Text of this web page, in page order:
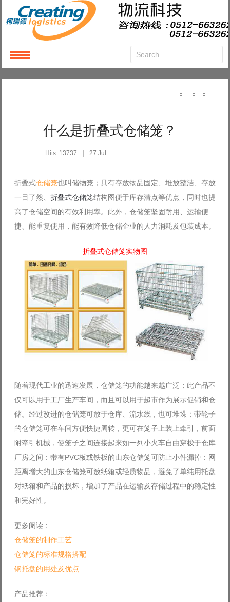
什么是折叠式仓储笼？
Hits: 13737 27 Jul
折叠式仓储笼也叫储物笼；具有存放物品固定、堆放整洁、存放
一目了然、 折叠式仓储笼结构图便于库存清点等优点，同时也提
高了仓储空间的有效利用率。此外，仓储笼坚固耐用、运输便
捷、能重复使用，能有效降低仓储企业的人力消耗及包装成本。
折叠式仓储笼实物图
随着现代工业的迅速发展，仓储笼的功能越来越广泛；此产品不
仅可以用于工厂生产车间，而且可以用于超市作为展示促销和仓
储。经过改进的仓储笼可放于仓库、流水线，也可堆垛；带轮子
的仓储笼可在车间方便快捷周转，更可在笼子上装上牵引，前面
附牵引机械，使笼子之间连接起来如一列小火车自由穿梭于仓库
厂房之间：带有PVC板或铁板的山东仓储笼可防止小件漏掉：网
距离增大的山东仓储笼可放纸箱或轻质物品，避免了单纯用托盘
对纸箱和产品的损坏，增加了产品在运输及存储过程中的稳定性
和完好性。
更多阅读：
仓储笼的制作工艺
仓储笼的标准规格搭配
钢托盘的用处及优点
产品推荐：
LoginorRegister
Remember Me
Forgot your username?